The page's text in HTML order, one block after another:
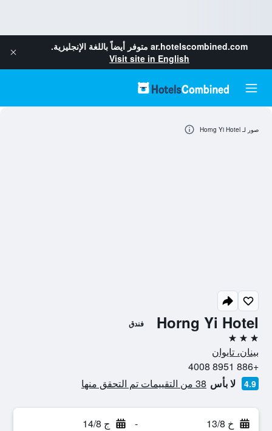
ar.hotelscombined.com متوفر أيضاً باللغة الإنجليزية.
Visit site in English
Horng Yi Hotel فندق
3 نجوم
بينان، تايوان
+886 8951 4008
4.9 لا بأس 38 من التقييمات تم التحقق منها
خ 13/8 - ج 14/8
صور لـ Horng Yi Hotel